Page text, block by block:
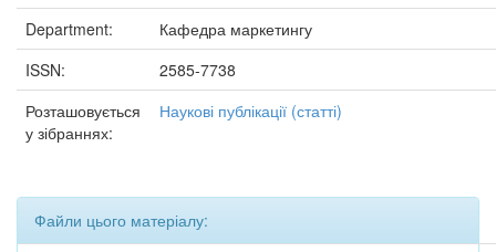
Department:
Кафедра маркетингу
ISSN:
2585-7738
Розташовується
у зібраннях:
Наукові публікації (статті)
Файли цього матеріалу: